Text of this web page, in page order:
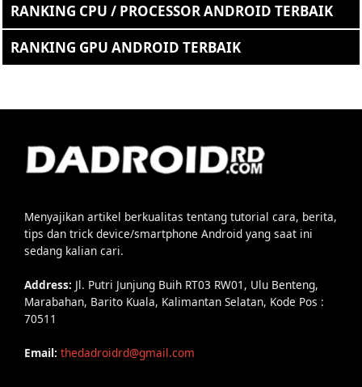
RANKING CPU / PROCESSOR ANDROID TERBAIK
RANKING GPU ANDROID TERBAIK
Menyajikan artikel berkualitas tentang tutorial cara, berita,
tips dan trick device/smartphone Android yang saat ini
sedang kalian cari.
Address: Jl. Putri Junjung Buih RT03 RW01, Ulu Benteng,
Marabahan, Barito Kuala, Kalimantan Selatan, Kode Pos :
70511
Email: thedadroidrd@gmail.com